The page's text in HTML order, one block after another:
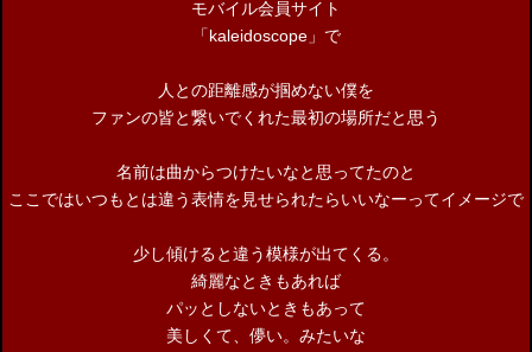
モバイル会員サイト
「kaleidoscope」で
人との距離感が掴めない僕を
ファンの皆と繋いでくれた最初の場所だと思う
名前は曲からつけたいなと思ってたのと
ここではいつもとは違う表情を見せられたらいいなーってイメージで
少し傾けると違う模様が出てくる。
綺麗なときもあれば
パッとしないときもあって
美しくて、儚い。みたいな